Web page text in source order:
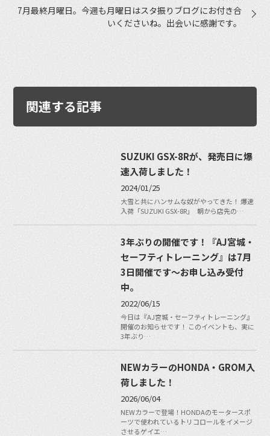
7月最終月曜日。今週も月曜日はスタ振りブログにお付き合
いくださいね。出会いに感謝です。
関連する記事
SUZUKI GSX-8Rが、発売日に爆
速入荷しました！
2024/01/25
大雪と共にハンサムな奴がやってきた！ 爆速
入荷「SUZUKI GSX-8R」 朝から店先の…
3年ぶりの開催です！『AJ宮城・
セーフティトレーニング』は7月
3日開催です〜お申し込み受付
中。
2022/06/15
今日は『AJ宮城・セーフティトレーニング』
開催のお知らせです！ このイベントも、実に
3年ぶり…
NEWカラーのHONDA・GROM入
荷しました！
2026/06/04
NEWカラーで登場！HONDAのモータースポ
ーツで使われているトリコロールをイメージ
させるゲイエ…